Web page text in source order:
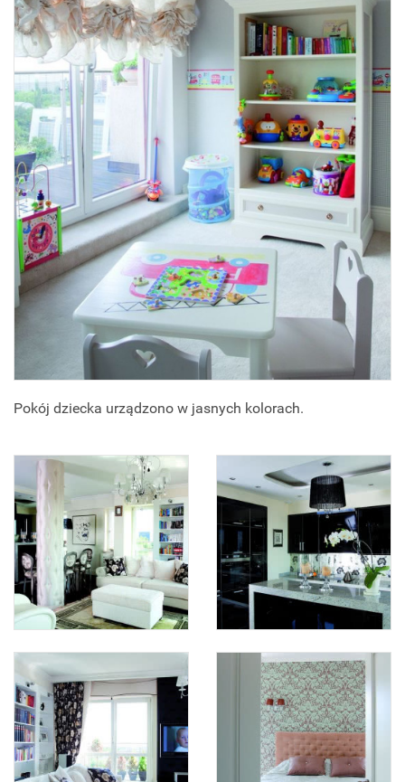
Pokój dziecka urządzono w jasnych kolorach.